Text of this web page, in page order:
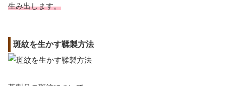
生み出します。
斑紋を生かす鞣製方法